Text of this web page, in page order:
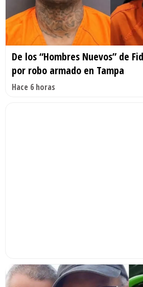
De los “Hombres Nuevos” de
por robo armado en Tampa
Hace 6 horas